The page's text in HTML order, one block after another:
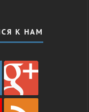
К НАМ